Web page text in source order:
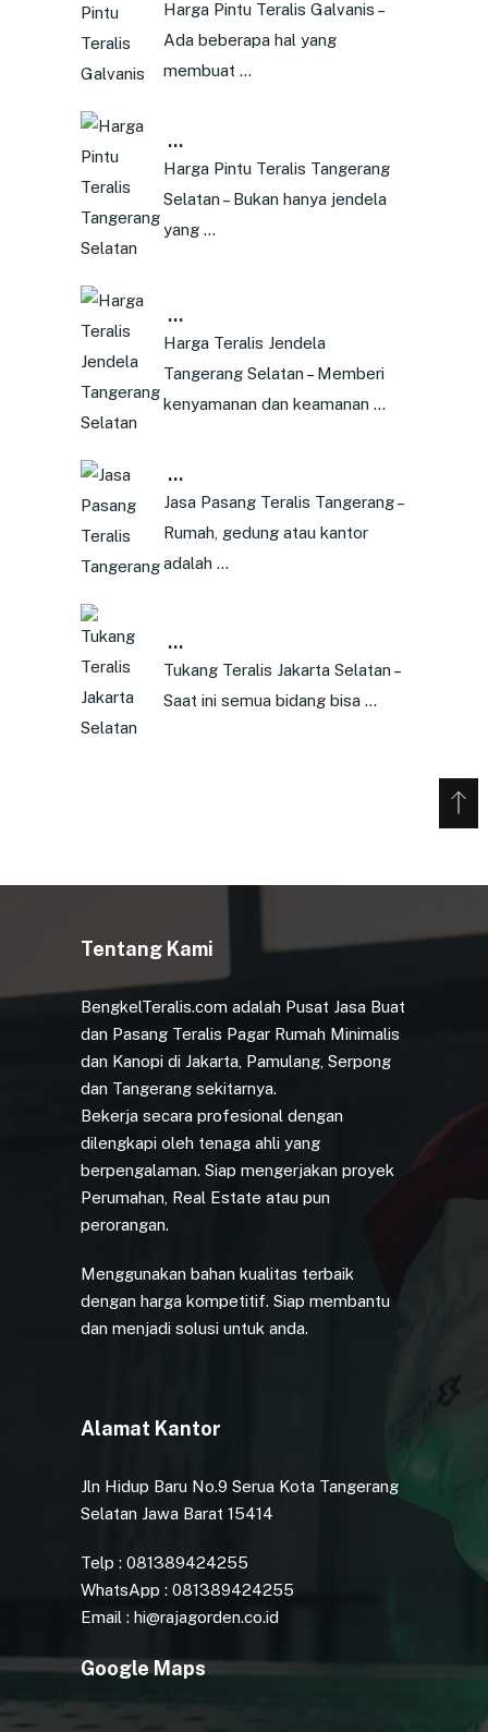
Harga Pintu Teralis Galvanis –
Ada beberapa hal yang
membuat …
…
Harga Pintu Teralis Tangerang
Selatan – Bukan hanya jendela
yang …
…
Harga Teralis Jendela
Tangerang Selatan – Memberi
kenyamanan dan keamanan …
…
Jasa Pasang Teralis Tangerang –
Rumah, gedung atau kantor
adalah …
…
Tukang Teralis Jakarta Selatan –
Saat ini semua bidang bisa …
Tentang Kami
BengkelTeralis.com adalah Pusat Jasa Buat
dan Pasang Teralis Pagar Rumah Minimalis
dan Kanopi di Jakarta, Pamulang, Serpong
dan Tangerang sekitarnya.
Bekerja secara profesional dengan
dilengkapi oleh tenaga ahli yang
berpengalaman. Siap mengerjakan proyek
Perumahan, Real Estate atau pun
perorangan.
Menggunakan bahan kualitas terbaik
dengan harga kompetitif. Siap membantu
dan menjadi solusi untuk anda.
Alamat Kantor
Jln Hidup Baru No.9 Serua Kota Tangerang
Selatan Jawa Barat 15414
Telp : 081389424255
WhatsApp : 081389424255
Email : hi@rajagorden.co.id
Google Maps